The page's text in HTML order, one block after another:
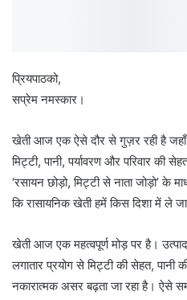
प्रियपाठको,
सप्रेम नमस्कार।
खेती आज एक ऐसे दौर से गुज़र रही है जहाँ
मिट्टी, पानी, पर्यावरण और परिवार की
‘रसायन छोड़ो, मिट्टी से नाता जोड़ो’ के
कि रासायनिक खेती हमें किस दिशा में ले
खेती आज एक महत्वपूर्ण मोड़ पर है।
लगातार प्रयोग से मिट्टी की सेहत, पानी
नकारात्मक असर बढ़ता जा रहा है। ऐसे